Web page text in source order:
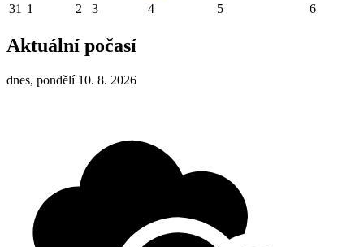
31 1 2 3 4 5 6
Aktuální počasí
dnes, pondělí 10. 8. 2026